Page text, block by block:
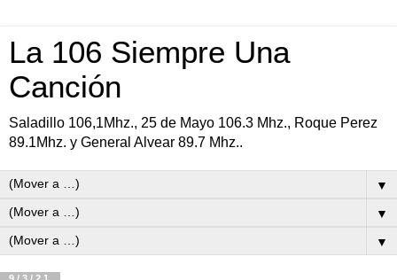
La 106 Siempre Una
Canción
Saladillo 106,1Mhz., 25 de Mayo 106.3 Mhz., Roque Perez
89.1Mhz. y General Alvear 89.7 Mhz..
▼
▼
▼